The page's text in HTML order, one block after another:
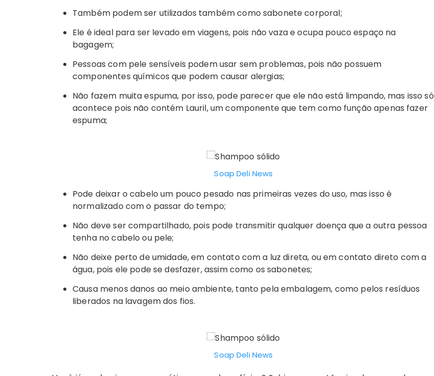
Também podem ser utilizados também como sabonete corporal;
Ele é ideal para ser levado em viagens, pois não vaza e ocupa pouco espaço na
bagagem;
Pessoas com pele sensíveis podem usar sem problemas, pois não possuem
componentes químicos que podem causar alergias;
Não fazem muita espuma, por isso, pode parecer que ele não está limpando, mas isso só
acontece pois não contém Lauril, um componente que tem como função apenas fazer
espuma;
Soap Deli News
Pode deixar o cabelo um pouco pesado nas primeiras vezes do uso, mas isso é
normalizado com o passar do tempo;
Não deve ser compartilhado, pois pode transmitir qualquer doença que a outra pessoa
tenha no cabelo ou pele;
Não deixe perto de umidade, em contato com a luz direta, ou em contato direto com a
água, pois ele pode se desfazer, assim como os sabonetes;
Causa menos danos ao meio ambiente, tanto pela embalagem, como pelos resíduos
liberados na lavagem dos fios.
Soap Deli News